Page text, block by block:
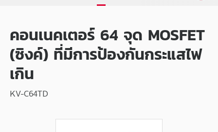
คอนเนคเตอร์ 64 จุด MOSFET
(ซิงค์) ที่มีการป้องกันกระแสไฟ
เกิน
KV-C64TD